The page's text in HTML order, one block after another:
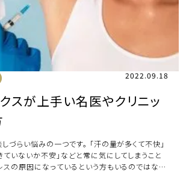
2022.09.18
スが上手い名医やクリニッ
づらい悩みの一つです。 「汗の量が多くて不快」
ていないか不安」などと常に気にしてしまうこと
スの原因になっているという方もいるのではない